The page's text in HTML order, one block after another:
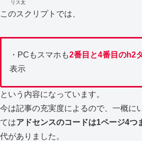
リス太
このスクリプトでは、
・PCもスマホも2番目と4番目のh2
表示
という内容になっています。
今は記事の充実度によるので、一概に
てはアドセンスのコードは1ページ4つ
代がありました。